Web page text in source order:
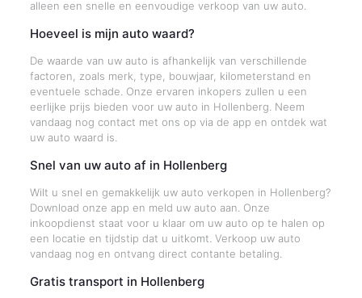
alleen een snelle en eenvoudige verkoop van uw auto.
Hoeveel is mijn auto waard?
De waarde van uw auto is afhankelijk van verschillende
factoren, zoals merk, type, bouwjaar, kilometerstand en
eventuele schade. Onze ervaren inkopers zullen u een
eerlijke prijs bieden voor uw auto in Hollenberg. Neem
vandaag nog contact met ons op via de app en ontdek wat
uw auto waard is.
Snel van uw auto af in Hollenberg
Wilt u snel en gemakkelijk uw auto verkopen in Hollenberg?
Download onze app en meld uw auto aan. Onze
inkoopdienst staat voor u klaar om uw auto op te halen op
een locatie en tijdstip dat u uitkomt. Verkoop uw auto
vandaag nog en ontvang direct contante betaling.
Gratis transport in Hollenberg